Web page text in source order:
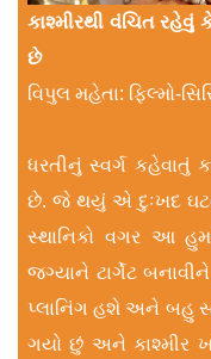
કાશ્મીરથી વંચિત
છે
વિપુલ મહેતા: ફિલ્મો-
ધરતીનું સ્વર્ગ કહેવાતું
છે. જે થયું એ દુઃખદ
સ્થાનિકો વગર આ
જગ્યાને ટાર્ગેટ
પ્લાનિંગ હશે અને બહુ
ગયો છું અને કાશ્મીર